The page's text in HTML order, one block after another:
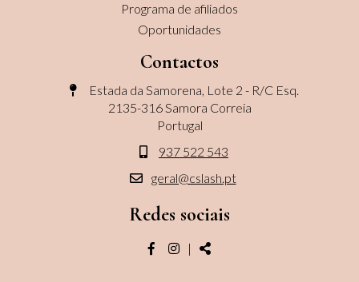
Programa de afiliados
Oportunidades
Contactos
Estada da Samorena, Lote 2 - R/C Esq.
2135-316 Samora Correia
Portugal
937 522 543
geral@cslash.pt
Redes sociais
PáginaPágina
| Share